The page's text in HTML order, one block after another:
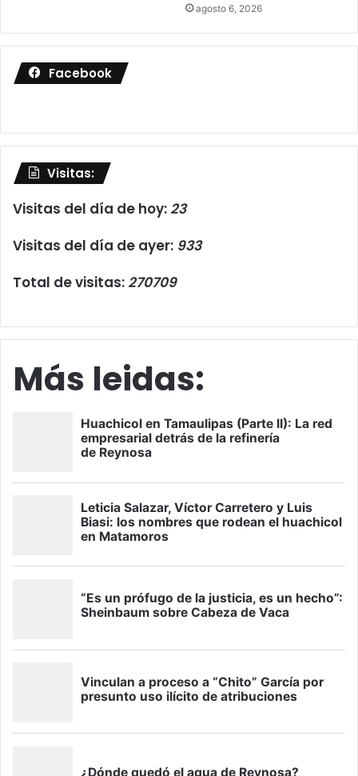
agosto 6, 2026
Facebook
Visitas:
Visitas del día de hoy: 23
Visitas del día de ayer: 933
Total de visitas: 270709
Más leidas: